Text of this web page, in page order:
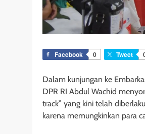
Facebook 0 Tweet
Dalam kunjungan ke
DPR RI Abdul Wachid
track” yang kini telah
karena memungkinkan para